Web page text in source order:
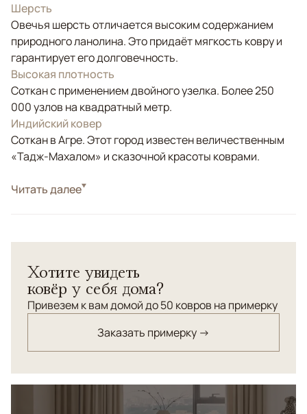
Шерсть
Овечья шерсть отличается высоким содержанием
природного ланолина. Это придаёт мягкость ковру и
гарантирует его долговечность.
Высокая плотность
Соткан с применением двойного узелка. Более 250
000 узлов на квадратный метр.
Индийский ковер
Соткан в Агре. Этот город известен величественным
«Тадж-Махалом» и сказочной красоты коврами.
СтильКлассические
орнаментом в современном исполнении. Соткан из
Читать далее
Хотите увидеть
ковёр у себя дома?
Привезем к вам домой до 50 ковров на примерку
Заказать примерку →